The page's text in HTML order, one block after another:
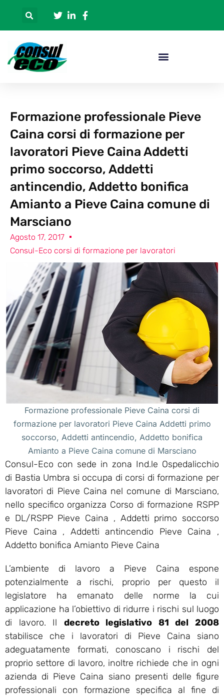
Formazione professionale Pieve
Caina corsi di formazione per
lavoratori Pieve Caina Addetti
primo soccorso, Addetti
antincendio, Addetto bonifica
Amianto a Pieve Caina comune di
Marsciano
Agosto 17, 2017
Consul-Eco corsi di formazione per lavoratori
Formazione professionale Pieve Caina corsi di
formazione per lavoratori Pieve Caina Addetti primo
soccorso, Addetti antincendio, Addetto bonifica
Amianto a Pieve Caina comune di Marsciano
Consul-Eco con sede in zona Ind.le Ospedalicchio
di Bastia Umbra si occupa di corsi di formazione per
lavoratori di Pieve Caina nel comune di Marsciano,
nello specifico organizza Corso di formazione RSPP
e DL/RSPP Pieve Caina , Addetti primo soccorso
Pieve Caina , Addetti antincendio Pieve Caina ,
Addetto bonifica Amianto Pieve Caina
L’ambiente di lavoro a Pieve Caina espone
potenzialmente a rischi, proprio per questo il
legislatore ha emanato delle norme la cui
applicazione ha l’obiettivo di ridurre i rischi sul luogo
di lavoro. Il decreto legislativo 81 del 2008
stabilisce che i lavoratori di Pieve Caina siano
adeguatamente formati, conoscano i rischi del
proprio settore di lavoro, inoltre richiede che in ogni
azienda di Pieve Caina siano presenti delle figure
professionali con formazione specifica al fine di